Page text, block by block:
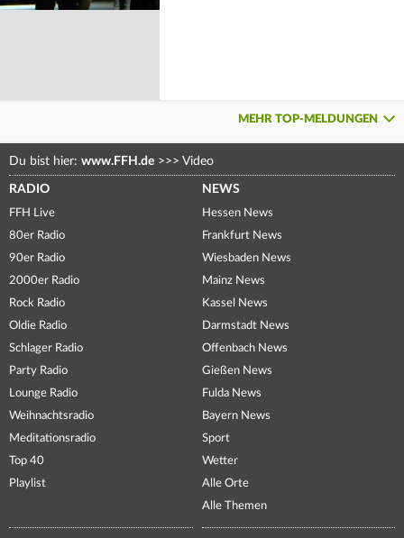
MEHR TOP-MELDUNGEN
Du bist hier: www.FFH.de >>> Video
RADIO
FFH Live
80er Radio
90er Radio
2000er Radio
Rock Radio
Oldie Radio
Schlager Radio
Party Radio
Lounge Radio
Weihnachtsradio
Meditationsradio
Top 40
Playlist
NEWS
Hessen News
Frankfurt News
Wiesbaden News
Mainz News
Kassel News
Darmstadt News
Offenbach News
Gießen News
Fulda News
Bayern News
Sport
Wetter
Alle Orte
Alle Themen